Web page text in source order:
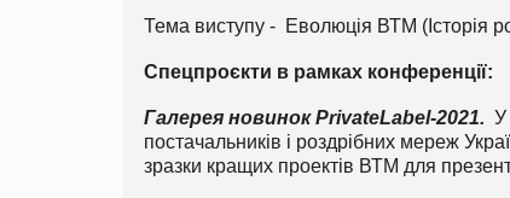
Тема виступу - Еволюція ВТМ (Історія
Спецпроєкти в рамках конференції:
Галерея новинок PrivateLabel-2021. У
постачальників і роздрібних мереж
зразки кращих проектів ВТМ для